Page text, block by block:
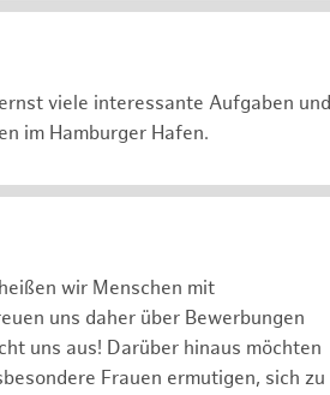
viele interessante Aufgaben und
im Hamburger Hafen.
wir Menschen mit
uns daher über Bewerbungen
uns aus! Darüber hinaus möchten
Frauen ermutigen, sich zu